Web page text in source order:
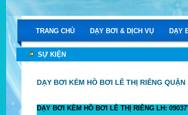
TRANG CHỦ DẠY BƠI & DỊCH VỤ DẠY
SỰ KIỆN
DẠY BƠI KÈM HỒ BƠI LÊ THỊ RIÊNG QUẬN
DẠY BƠI KÈM HỒ BƠI LÊ THỊ RIÊNG LH: